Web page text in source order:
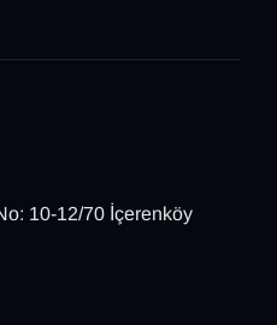
10-12/70 İçerenköy